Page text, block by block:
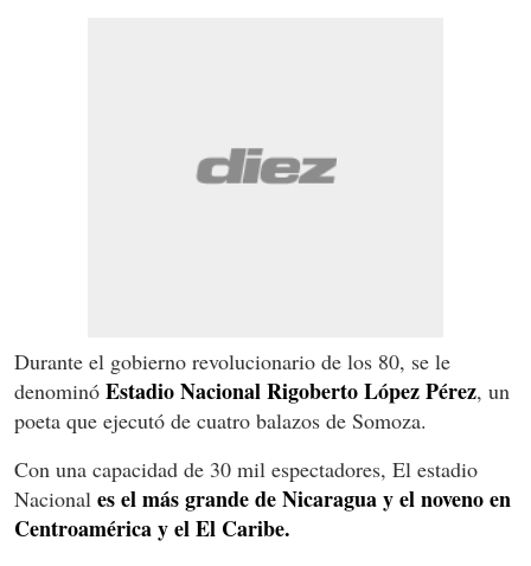
Durante el gobierno revolucionario de los 80, se le
denominó Estadio Nacional Rigoberto López Pérez, un
poeta que ejecutó de cuatro balazos de Somoza.
Con una capacidad de 30 mil espectadores, El estadio
Nacional es el más grande de Nicaragua y el noveno en
Centroamérica y el El Caribe.